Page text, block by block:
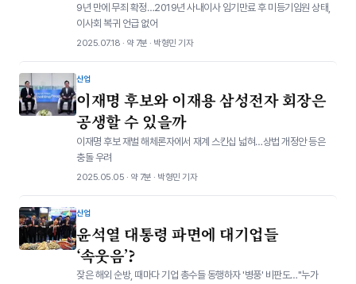
9년 만에 무죄 확정…2019년 사내이사 임기만료 후 미등기임원 상태,
이사회 복귀 언급 없어
2025.07.18 · 약 7분 · 박형민 기자
산업
이재명 후보와 이재용 삼성전자 회장은
공생할 수 있을까
이재명 후보 재벌 해체론자에서 재계 스킨십 넓혀…상법 개정안 등은
충돌 우려
2025.05.05 · 약 7분 · 박형민 기자
산업
윤석열 대통령 파면에 대기업들
‘속웃음’?
잦은 해외 순방, 때마다 기업 총수들 동행하자 '병풍' 비판도…"누가